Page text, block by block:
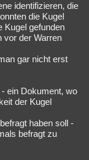
identifizieren, die
die Kugel
Kugel gefunden
vor der Warren
gar nicht erst
ein Dokument, wo
der Kugel
haben soll -
befragt zu